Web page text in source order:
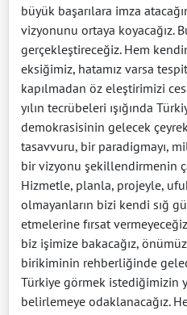
büyük başarılara imza
vizyonunu ortaya koyacağız.
gerçekleştireceğiz. Hem
eksiğimiz, hatamız varsa
kapılmadan öz eleştirimizi
yılın tecrübeleri ışığında
demokrasisinin gelecek
tasavvuru, bir paradigmayı,
bir vizyonu şekillendirmenin
Hizmetle, planla, projeyle,
olmayanların bizi kendi sığ
etmelerine fırsat
biz işimize bakacağız,
birikiminin rehberliğinde
Türkiye görmek istediğimizin
belirlemeye odaklanacağız.